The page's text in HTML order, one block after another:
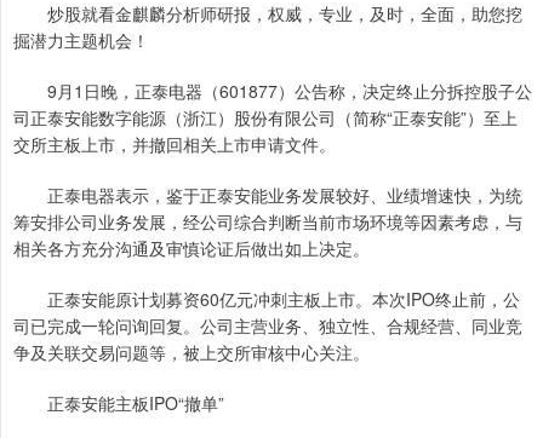
炒股就看金麒麟分析师研报，权威，专业，及时，全面，助您挖
掘潜力主题机会！
9月1日晚，正泰电器（601877）公告称，决定终止分拆控股子公
司正泰安能数字能源（浙江）股份有限公司（简称“正泰安能”）至上
交所主板上市，并撤回相关上市申请文件。
正泰电器表示，鉴于正泰安能业务发展较好、业绩增速快，为统
筹安排公司业务发展，经公司综合判断当前市场环境等因素考虑，与
相关各方充分沟通及审慎论证后做出如上决定。
正泰安能原计划募资60亿元冲刺主板上市。本次IPO终止前，公
司已完成一轮问询回复。公司主营业务、独立性、合规经营、同业竞
争及关联交易问题等，被上交所审核中心关注。
正泰安能主板IPO“撤单”